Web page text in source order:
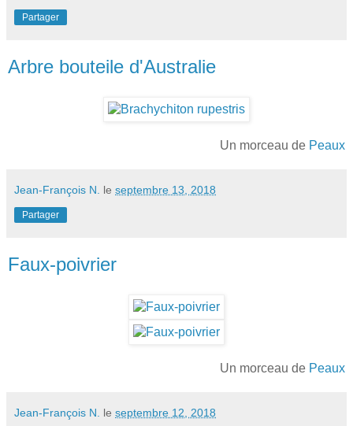
Partager
Arbre bouteile d'Australie
Un morceau de Peaux
Jean-François N. le septembre 13, 2018
Partager
Faux-poivrier
Un morceau de Peaux
Jean-François N. le septembre 12, 2018